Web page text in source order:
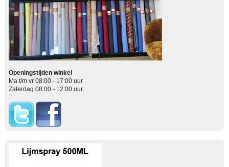
Openingstijden winkel
Ma t/m vr 08:00 - 17:00 uur
Zaterdag 08:00 - 12:00 uur